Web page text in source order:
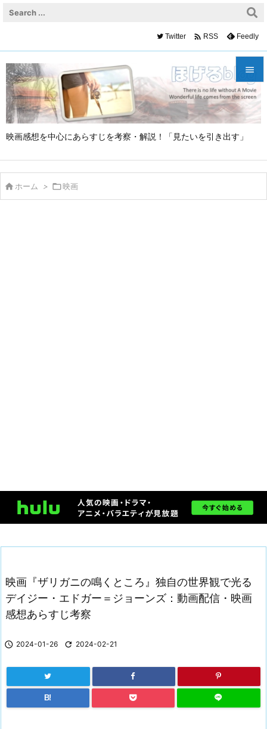
映画感想を中心にあらすじを考察・解説！「見たいを引き出す」


メニュ

サイド
次へ
Twitter  RSS Feedly
 ホーム > 映画
映画『ザリガニの鳴くところ』独自の世界観で光る
デイジー・エドガー＝ジョーンズ：動画配信・映画
感想あらすじ考察
 2024-01-26  2024-02-21
B!